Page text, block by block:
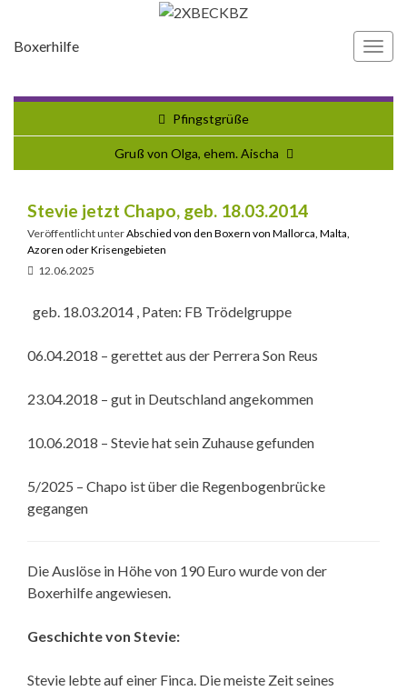
Boxerhilfe
Pfingstgrüße
Gruß von Olga, ehem. Aischa
Stevie jetzt Chapo, geb. 18.03.2014
Veröffentlicht unterAbschied von den Boxern von Mallorca, Malta,
Azoren oder Krisengebieten
12.06.2025
geb. 18.03.2014 , Paten: FB Trödelgruppe
06.04.2018 – gerettet aus der Perrera Son Reus
23.04.2018 – gut in Deutschland angekommen
10.06.2018 – Stevie hat sein Zuhause gefunden
5/2025 – Chapo ist über die Regenbogenbrücke
gegangen
Die Auslöse in Höhe von 190 Euro wurde von der
Boxerhilfe angewiesen.
Geschichte von Stevie:
Stevie lebte auf einer Finca. Die meiste Zeit seines